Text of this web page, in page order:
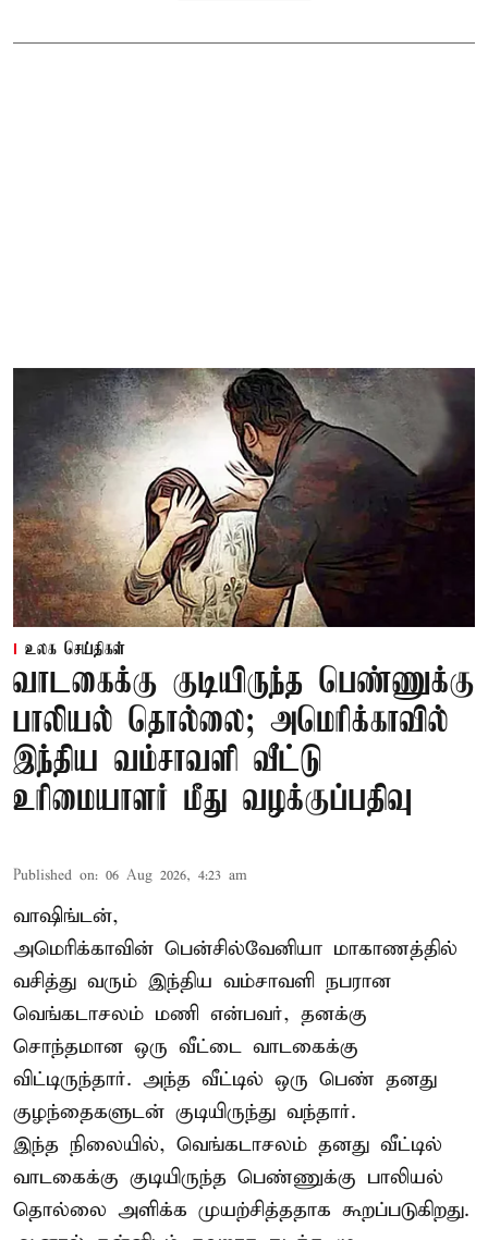
உலக செய்திகள்
வாடகைக்கு குடியிருந்த பெண்ணுக்கு
பாலியல் தொல்லை; அமெரிக்காவில்
இந்திய வம்சாவளி வீட்டு
உரிமையாளர் மீது வழக்குப்பதிவு
Published on: 06 Aug 2026, 4:23 am
வாஷிங்டன்,
அமெரிக்காவின் பென்சில்வேனியா மாகாணத்தில்
வசித்து வரும் இந்திய வம்சாவளி நபரான
வெங்கடாசலம் மணி என்பவர், தனக்கு
சொந்தமான ஒரு வீட்டை வாடகைக்கு
விட்டிருந்தார். அந்த வீட்டில் ஒரு பெண் தனது
குழந்தைகளுடன் குடியிருந்து வந்தார்.
இந்த நிலையில், வெங்கடாசலம் தனது வீட்டில்
வாடகைக்கு குடியிருந்த பெண்ணுக்கு பாலியல்
தொல்லை அளிக்க முயற்சித்ததாக கூறப்படுகிறது.